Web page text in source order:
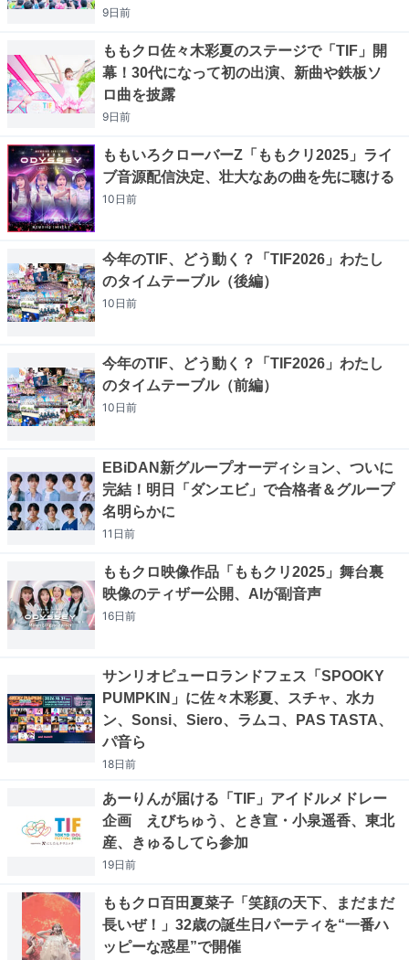
9日前
ももクロ佐々木彩夏のステージで「TIF」開
幕！30代になって初の出演、新曲や鉄板ソ
ロ曲を披露
9日前
ももいろクローバーZ「ももクリ2025」ライ
ブ音源配信決定、壮大なあの曲を先に聴ける
10日前
今年のTIF、どう動く？「TIF2026」わたし
のタイムテーブル（後編）
10日前
今年のTIF、どう動く？「TIF2026」わたし
のタイムテーブル（前編）
10日前
EBiDAN新グループオーディション、ついに
完結！明日「ダンエビ」で合格者＆グループ
名明らかに
11日前
ももクロ映像作品「ももクリ2025」舞台裏
映像のティザー公開、AIが副音声
16日前
サンリオピューロランドフェス「SPOOKY
PUMPKIN」に佐々木彩夏、スチャ、水カ
ン、Sonsi、Siero、ラムコ、PAS TASTA、
パ音ら
18日前
あーりんが届ける「TIF」アイドルメドレー
企画 えびちゅう、とき宣・小泉遥香、東北
産、きゅるしてら参加
19日前
ももクロ百田夏菜子「笑顔の天下、まだまだ
長いぜ！」32歳の誕生日パーティを“一番ハ
ッピーな惑星”で開催